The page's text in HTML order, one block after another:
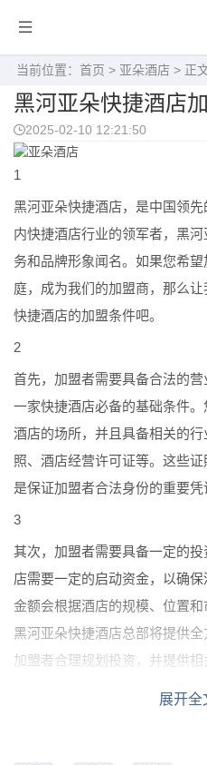
当前位置： 首页 > 亚朵酒店 > 正
黑河亚朵快捷酒店
2025-02-10 12:21:50
1
黑河亚朵快捷酒店，是中国领
内快捷酒店行业的领军者，黑
务和品牌形象闻名。如果您希
庭，成为我们的加盟商，那么
快捷酒店的加盟条件吧。
2
首先，加盟者需要具备合法的
一家快捷酒店必备的基础条件
酒店的场所，并且具备相关的
照、酒店经营许可证等。这些
是保证加盟者合法身份的重要凭
3
其次，加盟者需要具备一定的
店需要一定的启动资金，以确
金额会根据酒店的规模、位置和
黑河亚朵快捷酒店总部将提供
加盟者合理规划投资，并提供相
展开全